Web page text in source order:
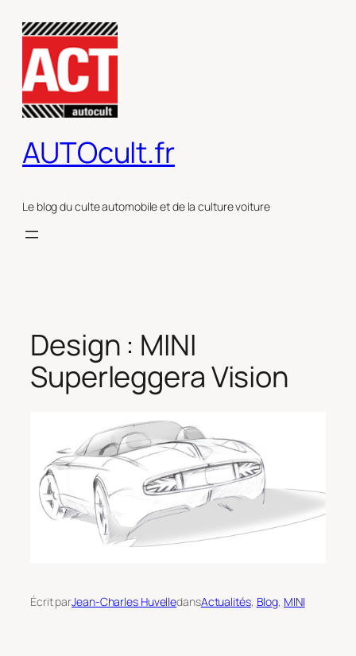
contenu
AUTOcult.fr
Le blog du culte automobile et de la culture voiture
Design : MINI
Superleggera Vision
Écrit parJean-Charles HuvelledansActualités, Blog, MINI